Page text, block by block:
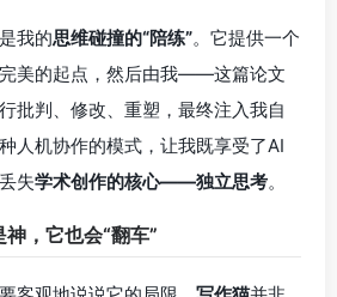
我的思维碰撞的“陪练”。它提供一个
美的起点，然后由我——这篇论文
判、修改、重塑，最终注入我自
人机协作的模式，让我既享受了AI
失学术创作的核心——独立思考。
，它也会“翻车”